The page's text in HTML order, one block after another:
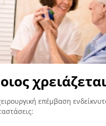
επέμβαση